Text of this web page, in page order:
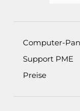
Computer-
Support PME
Preise